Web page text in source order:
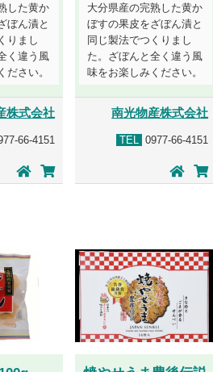
した黄か
ぼん漬と
りまし
く違う風
ださい。
株式会社
66-4151
大分県産の完熟した黄か
ぼすの果皮をざぼん漬と
同じ製法でつくりまし
た。ざぼんと全く違う風
味をお楽しみください。
南光物産株式会社
TEL 0977-66-4151